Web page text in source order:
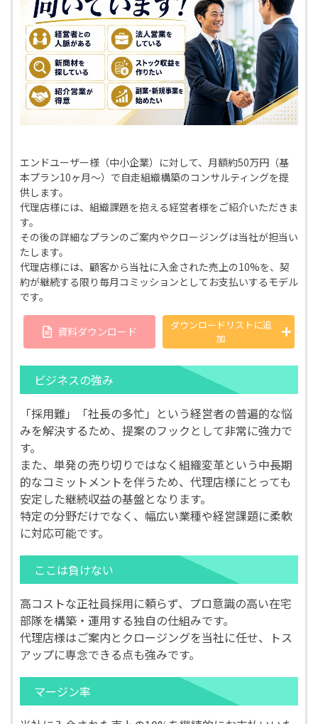
エンドユーザー様（中小企業）に対して、月額約50万円（基
本プラン10ヶ月〜）で自走組織構築のコンサルティングを提
供します。
代理店様には、組織課題を抱える経営者様をご紹介いただきま
す。
その後の詳細なプランのご案内やクロージングは当社が担当い
たします。
代理店様には、顧客から当社に入金された売上の10%を、契
約が継続する限り毎月コミッションとしてお支払いするモデル
です。
資料ダウンロード ダウンロードリストに追
加
ビジネスの強み
「採用難」「社長の多忙」という経営者の普遍的な悩
みを解決するため、提案のフックとして非常に強力で
す。
また、単発の売り切りではなく組織変革という中長期
的なコミットメントを伴うため、代理店様にとっても
安定した継続収益の基盤となります。
特定の分野だけでなく、幅広い業種や経営課題に柔軟
に対応可能です。
ここは負けない
高コストな正社員採用に頼らず、プロ意識の高い在宅
部隊を構築・運用する独自の仕組みです。
代理店様はご案内とクロージングを当社に任せ、トス
アップに専念できる点も強みです。
マージン率